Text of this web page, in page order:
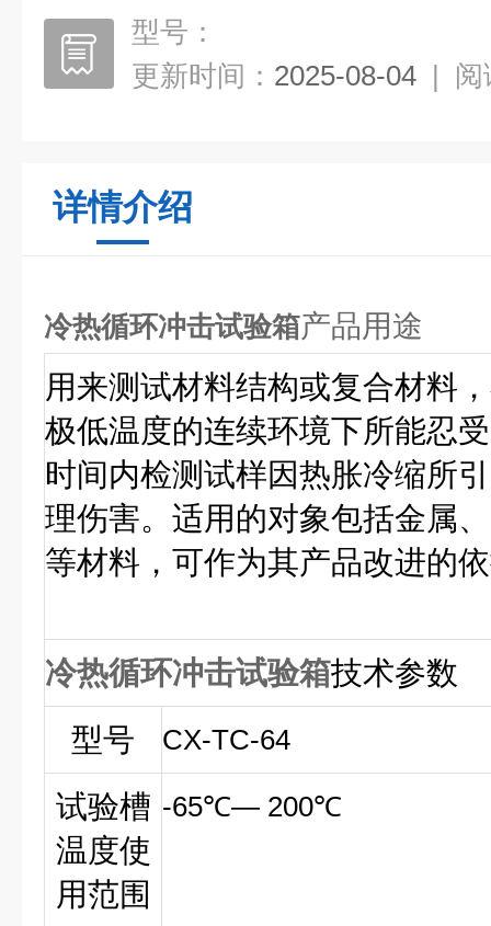
型号：
更新时间： 2025-08-04 | 阅
详情介绍
冷热循环冲击试验箱产品用途
用来测试材料结构或复合材料
极低温度的连续环境下所能忍
时间内检测试样因热胀冷缩所
理伤害。适用的对象包括金属
等材料，可作为其产品改进的
冷热循环冲击试验箱技术参数
型号
CX-TC-64
试验槽
温度使
用范围
-65℃— 200℃